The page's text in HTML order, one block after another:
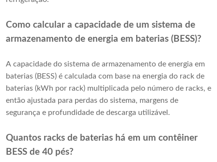
Como calcular a capacidade de um sistema de
armazenamento de energia em baterias (BESS)?
A capacidade do sistema de armazenamento de energia em
baterias (BESS) é calculada com base na energia do rack de
baterias (kWh por rack) multiplicada pelo número de racks, e
então ajustada para perdas do sistema, margens de
segurança e profundidade de descarga utilizável.
Quantos racks de baterias há em um contêiner
BESS de 40 pés?